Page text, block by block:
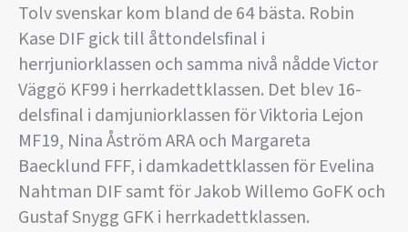
Tolv svenskar kom bland de 64 bästa. Robin
Kase DIF gick till åttondelsfinal i
herrjuniorklassen och samma nivå nådde Victor
Väggö KF99 i herrkadettklassen. Det blev 16-
delsfinal i damjuniorklassen för Viktoria Lejon
MF19, Nina Åström ARA och Margareta
Baecklund FFF, i damkadettklassen för Evelina
Nahtman DIF samt för Jakob Willemo GoFK och
Gustaf Snygg GFK i herrkadettklassen.